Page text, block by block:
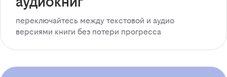
переключайтесь между текстовой и аудио
версиями книги без потери прогресса